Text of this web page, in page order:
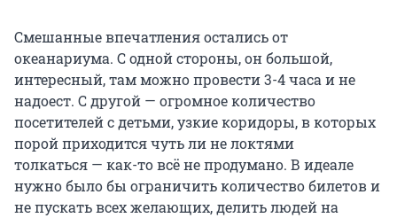
Смешанные впечатления остались от
океанариума. С одной стороны, он большой,
интересный, там можно провести 3-4 часа и не
надоест. С другой — огромное количество
посетителей с детьми, узкие коридоры, в которых
порой приходится чуть ли не локтями
толкаться — как-то всё не продумано. В идеале
нужно было бы ограничить количество билетов и
не пускать всех желающих, делить людей на